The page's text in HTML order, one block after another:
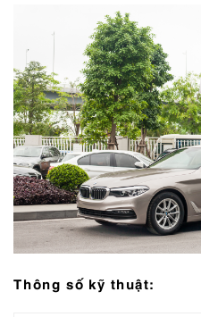
Thông số kỹ thuật: